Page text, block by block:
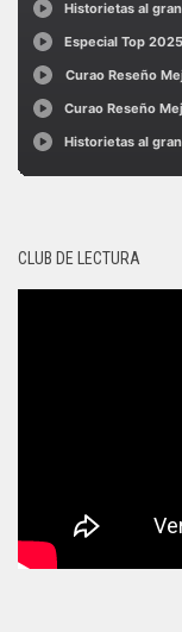
CLUB DE LECTURA